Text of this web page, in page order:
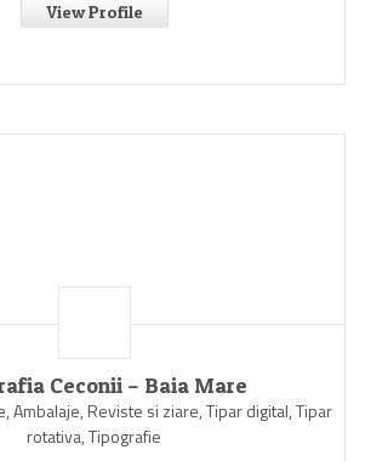
View Profile
Ceconii – Baia Mare
Ambalaje, Reviste si ziare, Tipar digital, Tipar
rotativa, Tipografie